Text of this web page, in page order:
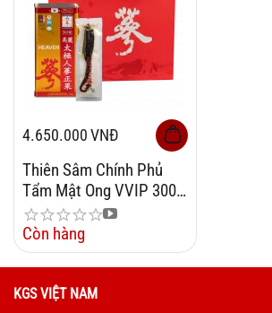
4.650.000VNĐ
Thiên Sâm Chính Phủ
Tẩm Mật Ong VVIP 300g
6 Củ
Còn hàng
KGS VIỆT NAM